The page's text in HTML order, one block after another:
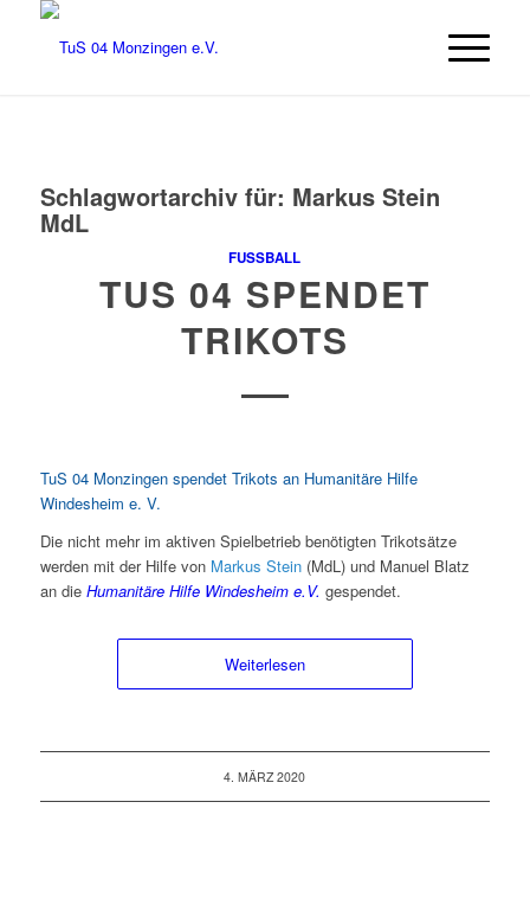
Schlagwortarchiv für: Markus Stein
MdL
FUSSBALL
TUS 04 SPENDET
TRIKOTS
TuS 04 Monzingen spendet Trikots an Humanitäre Hilfe
Windesheim e. V.
Die nicht mehr im aktiven Spielbetrieb benötigten Trikotsätze
werden mit der Hilfe von Markus Stein(MdL) und Manuel Blatz
an die Humanitäre Hilfe Windesheim e.V. gespendet.
Weiterlesen
4. MÄRZ 2020